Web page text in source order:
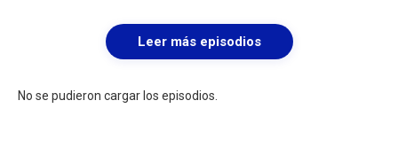
Leer más episodios
No se pudieron cargar los episodios.